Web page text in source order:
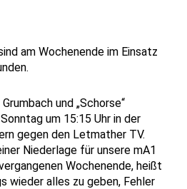
am Wochenende im Einsatz
und „Schorse“
um 15:15 Uhr in der
gegen den Letmather TV.
Niederlage für unsere mA1
Wochenende, heißt
wieder alles zu geben, Fehler